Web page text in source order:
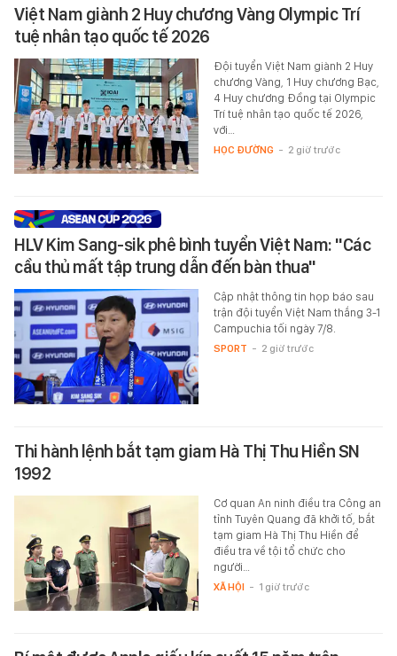
Việt Nam giành 2 Huy chương Vàng Olympic Trí
tuệ nhân tạo quốc tế 2026
Đội tuyển Việt Nam giành 2 Huy
chương Vàng, 1 Huy chương Bạc,
4 Huy chương Đồng tại Olympic
Trí tuệ nhân tạo quốc tế 2026,
với…
HỌC ĐƯỜNG - 2 giờ trước
HLV Kim Sang-sik phê bình tuyển Việt Nam: "Các
cầu thủ mất tập trung dẫn đến bàn thua"
Cập nhật thông tin họp báo sau
trận đội tuyển Việt Nam thắng 3-1
Campuchia tối ngày 7/8.
SPORT - 2 giờ trước
Thi hành lệnh bắt tạm giam Hà Thị Thu Hiền SN
1992
Cơ quan An ninh điều tra Công an
tỉnh Tuyên Quang đã khởi tố, bắt
tạm giam Hà Thị Thu Hiền để
điều tra về tội tổ chức cho
người…
XÃ HỘI - 1 giờ trước